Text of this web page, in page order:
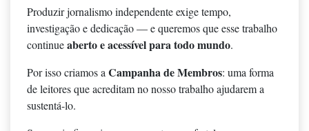
Produzir jornalismo independente exige tempo,
investigação e dedicação — e queremos que esse trabalho
continueaberto e acessível para todo mundo.
Por isso criamos a Campanha de Membros: uma forma
de leitores que acreditam no nosso trabalho ajudarem a
sustentá-lo.